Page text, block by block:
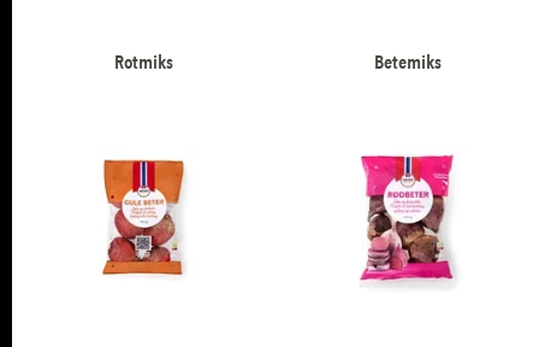
Rotmiks Betemiks